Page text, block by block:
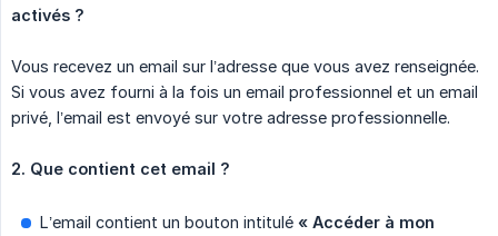
activés ?
Vous recevez un email sur l’adresse que vous avez renseignée.
Si vous avez fourni à la fois un email professionnel et un email
privé, l’email est envoyé sur votre adresse professionnelle.
2. Que contient cet email ?
L’email contient un bouton intitulé « Accéder à mon